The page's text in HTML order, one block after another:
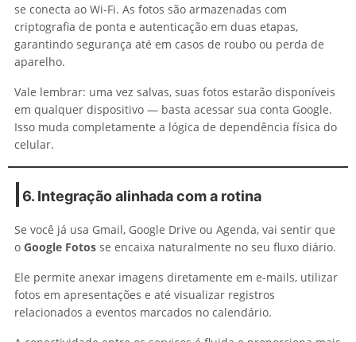
se conecta ao Wi-Fi. As fotos são armazenadas com
criptografia de ponta e autenticação em duas etapas,
garantindo segurança até em casos de roubo ou perda de
aparelho.
Vale lembrar: uma vez salvas, suas fotos estarão disponíveis
em qualquer dispositivo — basta acessar sua conta Google.
Isso muda completamente a lógica de dependência física do
celular.
6. Integração alinhada com a rotina
Se você já usa Gmail, Google Drive ou Agenda, vai sentir que
o Google Fotos se encaixa naturalmente no seu fluxo diário.
Ele permite anexar imagens diretamente em e-mails, utilizar
fotos em apresentações e até visualizar registros
relacionados a eventos marcados no calendário.